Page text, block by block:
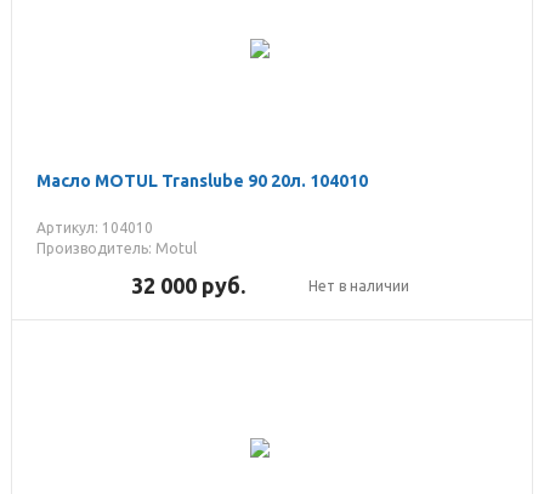
Масло MOTUL Translube 90 20л. 104010
Артикул: 104010
Производитель: Motul
32 000 руб. Нет в наличии